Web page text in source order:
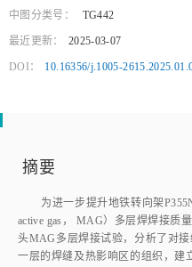
中图分类号： TG442
最近更新： 2025-03-07
DOI： 10.16356/j.1005-
摘要
为进一步提升地铁转向架
active gas， MAG）多层焊焊接质
头MAG多层焊接试验，分析了对
一层的焊缝及热影响区的组织，